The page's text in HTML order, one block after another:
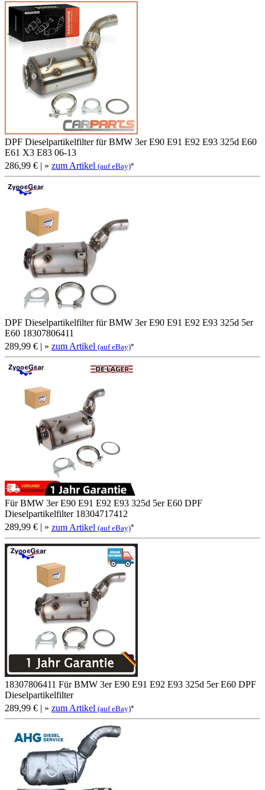
DPF Dieselpartikelfilter für BMW 3er E90 E91 E92 E93 325d E60
E61 X3 E83 06-13
286,99 € | » zum Artikel (auf eBay)*
DPF Dieselpartikelfilter für BMW 3er E90 E91 E92 E93 325d 5er
E60 18307806411
289,99 € | » zum Artikel (auf eBay)*
Für BMW 3er E90 E91 E92 E93 325d 5er E60 DPF
Dieselpartikelfilter 18304717412
289,99 € | » zum Artikel (auf eBay)*
18307806411 Für BMW 3er E90 E91 E92 E93 325d 5er E60 DPF
Dieselpartikelfilter
289,99 € | » zum Artikel (auf eBay)*